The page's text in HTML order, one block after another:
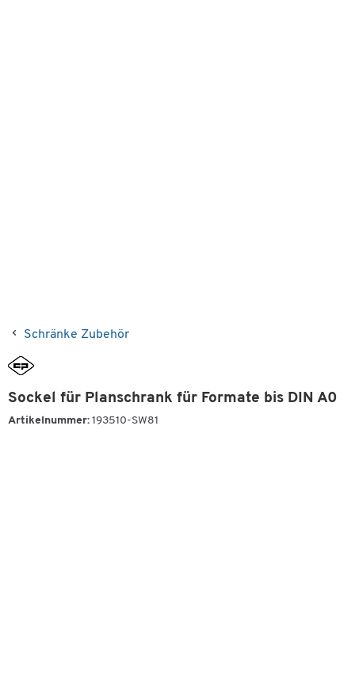
Schränke Zubehör
Sockel für Planschrank für Formate bis DIN A0
Artikelnummer: 193510-SW81